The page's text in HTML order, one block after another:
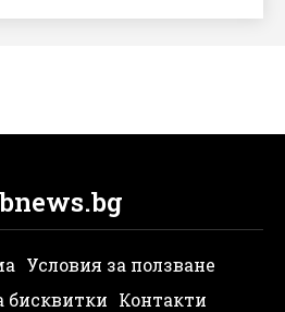
Условия за ползване
бисквитки Контакти